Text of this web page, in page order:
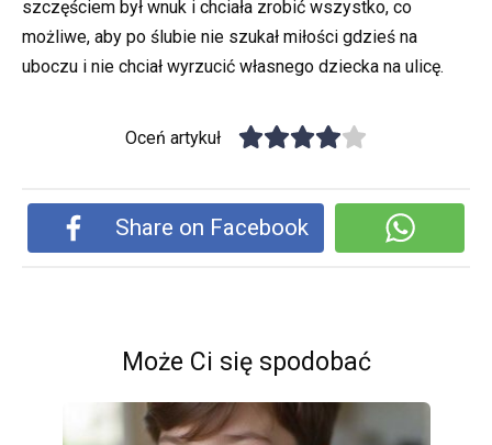
szczęściem był wnuk i chciała zrobić wszystko, co
możliwe, aby po ślubie nie szukał miłości gdzieś na
uboczu i nie chciał wyrzucić własnego dziecka na ulicę.
Oceń artykuł
Share on Facebook
Może Ci się spodobać